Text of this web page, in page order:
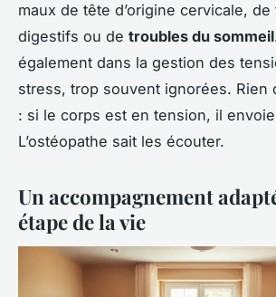
maux de tête d’origine cervicale, de
digestifs ou de troubles du sommeil
également dans la gestion des
stress, trop souvent ignorées. Rien
: si le corps est en tension, il
L’ostéopathe sait les écouter.
Un accompagnement
étape de la vie